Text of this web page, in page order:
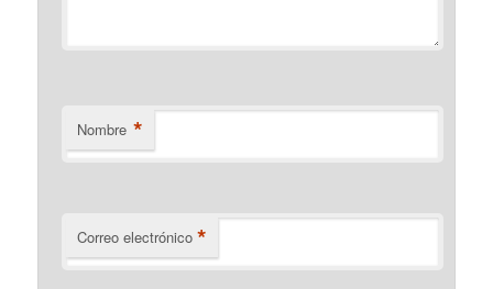
Nombre *
Correo electrónico *